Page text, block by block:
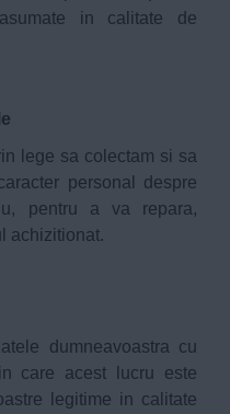
in calitate de
lege sa colectam si sa
personal despre
pentru a va repara,
achizitionat.
dumneavoastra cu
care acest lucru este
legitime in calitate